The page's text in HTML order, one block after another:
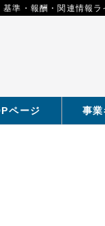
準・報酬・関連情報ラ
ページ 事